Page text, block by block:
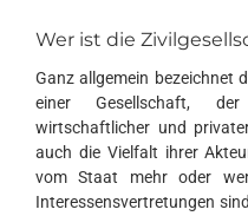
Wer ist die
Ganz allgemein bezeichnet
einer Gesellschaft,
wirtschaftlicher und
auch die Vielfalt ihrer
vom Staat mehr oder
Interessensvertretungen